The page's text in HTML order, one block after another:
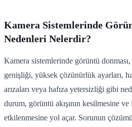
Kamera Sistemlerinde
Nedenleri Nelerdir?
Kamera sistemlerinde görüntü
genişliği, yüksek çözünürlük ayarları,
arızaları veya hafıza yetersizliği gibi
durum, görüntü akışının kesilmesine
etkilenmesine yol açar. Sorunun